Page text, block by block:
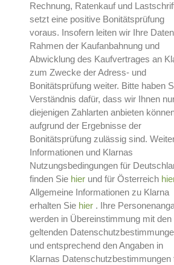
Rechnung, Ratenkauf und
setzt eine positive Bonitätsprüfung
voraus. Insofern leiten wir Ihre
Rahmen der Kaufanbahnung und
Abwicklung des Kaufvertrages an
zum Zwecke der Adress- und
Bonitätsprüfung weiter. Bitte haben
Verständnis dafür, dass wir Ihnen
diejenigen Zahlarten anbieten
aufgrund der Ergebnisse der
Bonitätsprüfung zulässig sind.
Informationen und Klarnas
Nutzungsbedingungen für
finden Sie hier und für Österreich
Allgemeine Informationen zu Klarna
erhalten Sie hier . Ihre
werden in Übereinstimmung mit den
geltenden
und entsprechend den Angaben in
Klarnas Datenschutzbestimmungen